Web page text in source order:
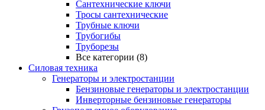
Сантехнические ключи
Тросы сантехнические
Трубные ключи
Трубогибы
Труборезы
Все категории (8)
Силовая техника
Генераторы и электростанции
Бензиновые генераторы и электростанции
Инверторные бензиновые генераторы